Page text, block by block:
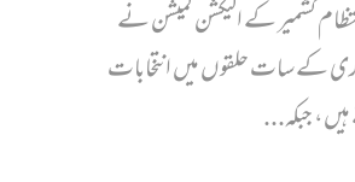
کشمیر کے الیکشن کمیشن نے
کے سات حلقوں میں انتخابات
جبکہ...